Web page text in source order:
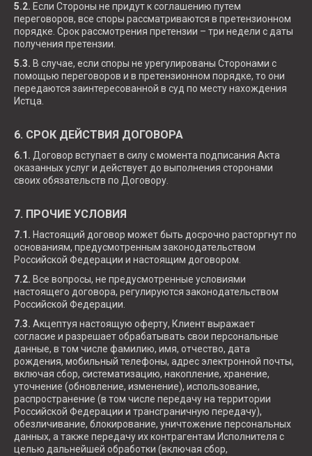
5.2. Если Стороны не придут к соглашению путем
переговоров, все споры рассматриваются в претензионном
порядке. Срок рассмотрения претензии – три недели с даты
получения претензии.
5.3. В случае, если споры не урегулированы Сторонами с
помощью переговоров и в претензионном порядке, то они
передаются заинтересованной в суд по месту нахождения
Истца.
6. СРОК ДЕЙСТВИЯ ДОГОВОРА
6.1. Договор вступает в силу с момента подписания Акта
оказанных услуг и действует до выполнения сторонами
своих обязательств по Договору.
7. ПРОЧИЕ УСЛОВИЯ
7.1. Настоящий договор может быть досрочно расторгнут по
основаниям, предусмотренным законодательством
Российской Федерации и настоящим договором.
7.2. Все вопросы, не предусмотренные условиями
настоящего договора, регулируются законодательством
Российской Федерации.
7.3. Акцептуя настоящую оферту, Клиент выражает
согласие и разрешаетобрабатывать свои персональные
данные, в том числе фамилию, имя, отчество, дата
рождения, мобильный телефоны, адрес электронной почты,
включая сбор, систематизацию, накопление, хранение,
уточнение (обновление, изменение), использование,
распространение (в том числе передачу на территории
Российской Федерации и трансграничную передачу),
обезличивание, блокирование, уничтожение персональных
данных, а также передачу их контрагентам Исполнителя с
целью дальнейшей обработки (включая сбор,